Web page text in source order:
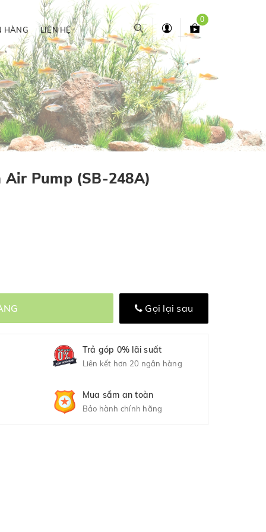
HÀNG LIÊN HỆ
0
Pump (SB-248A)
Gọi lại sau
Trả góp 0% lãi suất
Liên kết hơn 20 ngân hàng
Mua sắm an toàn
Bảo hành chính hãng